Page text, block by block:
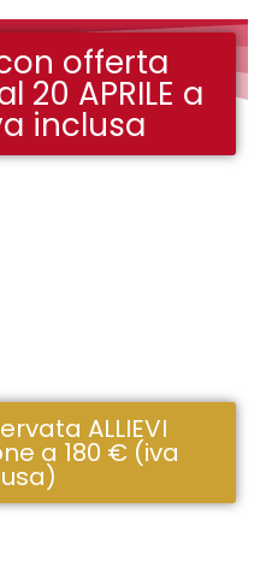
con offerta
20 APRILE a
inclusa
ALLIEVI
a 180 € (iva